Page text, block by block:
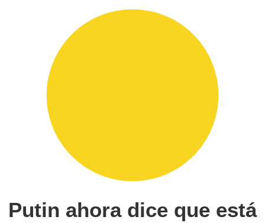
Putin ahora dice que está